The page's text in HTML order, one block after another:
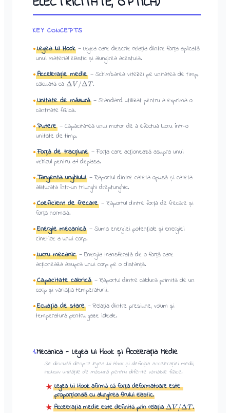
KEY CONCEPTS
● Legea lui Hook — Legea care descrie relația dintre forța aplicată
unui material elastic și alungirea acestuia.
● Accelerație medie — Schimbarea vitezei pe unitatea de timp,
calculată ca Δ V /ΔT .
● Unitate de măsură — Standard utilizat pentru a exprima o
cantitate fizică.
● Putere — Capacitatea unui motor de a efectua lucru într-o
unitate de timp.
● Forță de tracțiune —Forța care acționează asupra unui
vehicul pentru a-l deplasa.
● Tangenta unghiului —Raportul dintre cateta opusă și cateta
alăturată într-un triunghi dreptunghic.
● Coeficient de frecare —Raportul dintre forța de frecare și
forța normală.
● Energie mecanică — Suma energiei potențiale și energiei
cinetice a unui corp.
● Lucru mecanic — Energia transferată de o forță care
acționează asupra unui corp pe o distanță.
● Capacitate calorică —Raportul dintre căldura primită de un
corp și variația temperaturii.
● Ecuația de stare —Relația dintre presiune, volum și
temperatură pentru gaze ideale.
1.Mecanica - Legea lui Hook și Accelerația Medie
Se discută despre legea lui Hook și definiția accelerației medii,
inclusiv unitățile de măsură pentru diferite variabile fizice.
★ Legea lui Hook afirmă că forța deformatoare este
proporțională cu alungirea firului elastic.
★ Accelerația medie este definită prin relațiaΔV /ΔT.